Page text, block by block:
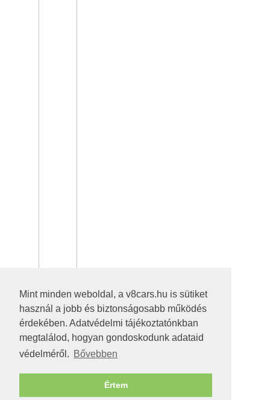
Mint minden weboldal, a v8cars.hu is sütiket
használ a jobb és biztonságosabb működés
érdekében. Adatvédelmi tájékoztatónkban
megtalálod, hogyan gondoskodunk adataid
védelméről. Bővebben
Értem